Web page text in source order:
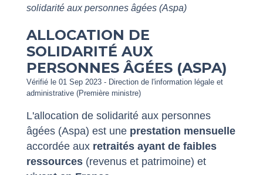
solidarité aux personnes âgées (Aspa)
ALLOCATION DE
SOLIDARITÉ AUX
PERSONNES ÂGÉES (ASPA)
Vérifié le 01 Sep 2023 - Direction de l'information légale et
administrative (Première ministre)
L'allocation de solidarité aux personnes
âgées (Aspa) est une prestation mensuelle
accordée aux retraités ayant de faibles
ressources (revenus et patrimoine) et